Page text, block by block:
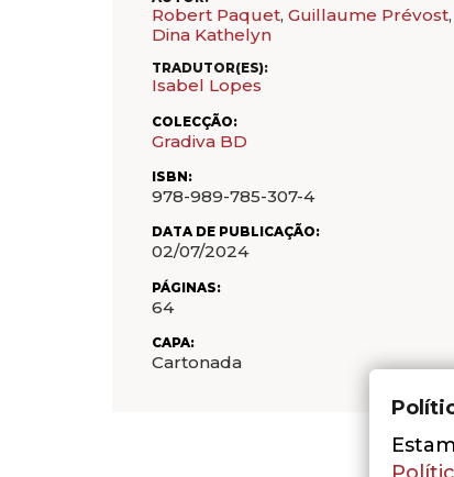
Robert Paquet, Guillaume Prévost,
Dina Kathelyn
TRADUTOR(ES):
Isabel Lopes
COLECÇÃO:
Gradiva BD
ISBN:
978-989-785-307-4
DATA DE PUBLICAÇÃO:
02/07/2024
PÁGINAS:
64
CAPA:
Cartonada